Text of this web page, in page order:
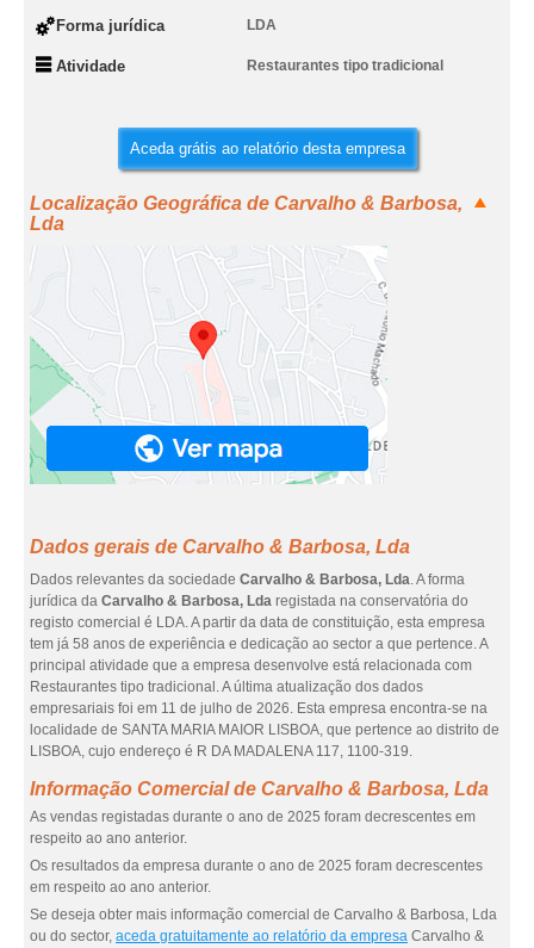
Forma jurídica LDA
Atividade Restaurantes tipo tradicional
Aceda grátis ao relatório desta empresa
Localização Geográfica de Carvalho & Barbosa,
Lda
Dados gerais de Carvalho & Barbosa, Lda
Dados relevantes da sociedade Carvalho & Barbosa, Lda. A forma
jurídica da Carvalho & Barbosa, Lda registada na conservatória do
registo comercial é LDA. A partir da data de constituição, esta empresa
tem já 58 anos de experiência e dedicação ao sector a que pertence. A
principal atividade que a empresa desenvolve está relacionada com
Restaurantes tipo tradicional. A última atualização dos dados
empresariais foi em 11 de julho de 2026. Esta empresa encontra-se na
localidade de SANTA MARIA MAIOR LISBOA, que pertence ao distrito de
LISBOA, cujo endereço é R DA MADALENA 117, 1100-319.
Informação Comercial de Carvalho & Barbosa, Lda
As vendas registadas durante o ano de 2025 foram decrescentes em
respeito ao ano anterior.
Os resultados da empresa durante o ano de 2025 foram decrescentes
em respeito ao ano anterior.
Se deseja obter mais informação comercial de Carvalho & Barbosa, Lda
ou do sector, aceda gratuitamente ao relatório da empresa Carvalho &